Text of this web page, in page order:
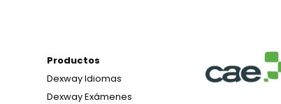
Productos
Dexway Idiomas
Dexway Exámenes